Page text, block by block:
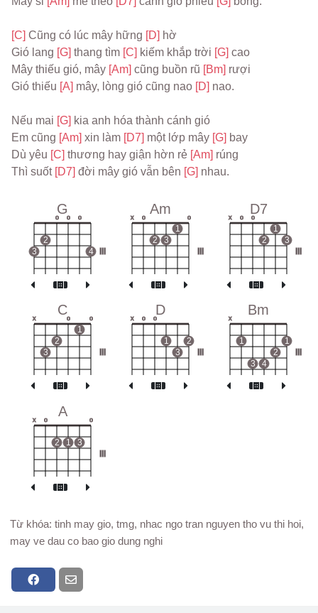
[C] Cũng có lúc mây hững [D] hờ
Gió lang [G] thang tìm [C] kiếm khắp trời [G] cao
Mây thiếu gió, mây [Am] cũng buồn rũ [Bm] rượi
Gió thiếu [A] mây, lòng gió cũng nao [D] nao.
Nếu mai [G] kia anh hóa thành cánh gió
Em cũng [Am] xin làm [D7] một lớp mây [G] bay
Dù yêu [C] thương hay giận hờn rẻ [Am] rúng
Thì suốt [D7] đời mây gió vẫn bên [G] nhau.
G
3
2
o o o
4
Am
x o
2 3
1
o
D7
x o o
2
1
3
C
x
3
2
o
1
o
D
x o o
1
3
2
Bm
x
1
3 4
2
1
A
x o
2 1 3
o
Từ khóa: tinh may gio, tmg, nhac ngo tran nguyen tho vu thi hoi,
may ve dau co bao gio dung nghi